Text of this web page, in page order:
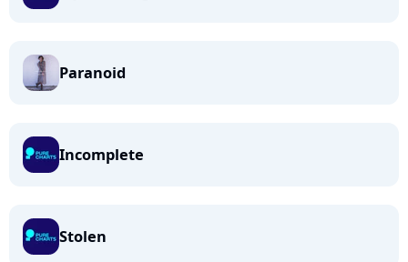
Paranoid
Incomplete
Stolen